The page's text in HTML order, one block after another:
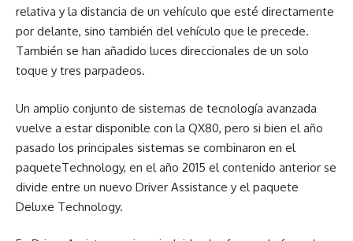
relativa y la distancia de un vehículo que esté directamente
por delante, sino también del vehículo que le precede.
También se han añadido luces direccionales de un solo
toque y tres parpadeos.
Un amplio conjunto de sistemas de tecnología avanzada
vuelve a estar disponible con la QX80, pero si bien el año
pasado los principales sistemas se combinaron en el
paqueteTechnology, en el año 2015 el contenido anterior se
divide entre un nuevo Driver Assistance y el paquete
Deluxe Technology.